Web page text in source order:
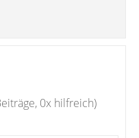
0x hilfreich)